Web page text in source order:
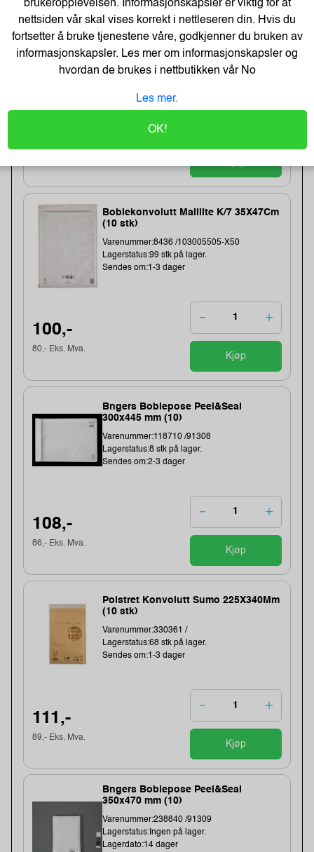
Polstret Konvolutt Sumo 215X265Mm
(10 stk)
Varenummer:333113 /
Sendes om:1-3 dager
Boblekonvolutt Maillite K/7 35X47Cm
(10 stk)
Varenummer:8436 /103005505-X50
Lagerstatus:99 stk på lager.
Sendes om:1-3 dager
100,-
80,- Eks. Mva.
Kjøp
Bngers Boblepose Peel&Seal
300x445 mm (10)
Varenummer:118710 /91308
Lagerstatus:8 stk på lager.
Sendes om:2-3 dager
108,-
86,- Eks. Mva.
Kjøp
Polstret Konvolutt Sumo 225X340Mm
(10 stk)
Varenummer:330361 /
Lagerstatus:68 stk på lager.
Sendes om:1-3 dager
111,-
89,- Eks. Mva.
Kjøp
Bngers Boblepose Peel&Seal
350x470 mm (10)
Varenummer:238840 /91309
Lagerstatus:Ingen på lager.
Lagerdato:14 dager
brukeropplevelsen. Informasjonskapsler er viktig for at
nettsiden vår skal vises korrekt i nettleseren din. Hvis du
fortsetter å bruke tjenestene våre, godkjenner du bruken av
informasjonskapsler. Les mer om informasjonskapsler og
hvordan de brukes i nettbutikken vårNo
Les mer.
OK!